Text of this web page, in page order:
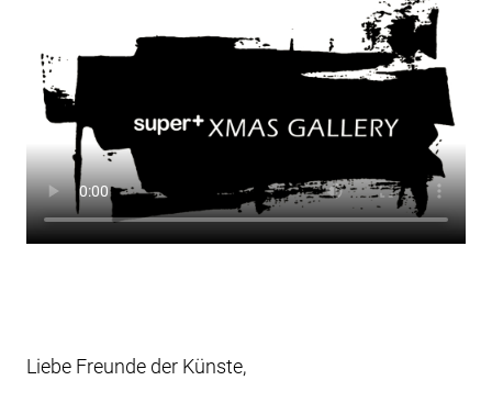
Liebe Freunde der Künste,